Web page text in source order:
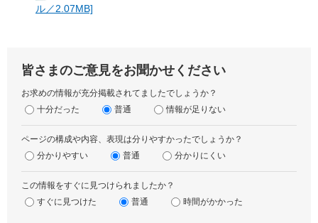
ル／2.07MB]
皆さまのご意見をお聞かせください
お求めの情報が充分掲載されてましたでしょうか？
十分だった
普通 情報が足りない
ページの構成や内容、表現は分りやすかったでしょうか？
分かりやすい
普通 分かりにくい
この情報をすぐに見つけられましたか？
すぐに見つけた
普通 時間がかかった